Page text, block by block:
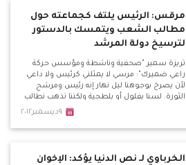
مرقس: الرئيس يلتف كجماعته حول
مطالب الشعب ويتمسك بالدستور
لترسيخ دولة المرشد
تريزة سمير "صحفية وناشطة ومؤسس حركة
راعي ضميرك": مرسي لا يمثلني كرئيس ولا داعي
لأن يصرخ بوجوهنا ليل نهار إنه رئيس ومرشح
الثورة. لسنا بفلول أو بلطجية ولكننا نذهب نطالب
بحقوقنا حاملين أرواحنا على كفوفنا لأجل مصر.
بالميدان حتى تحقيق مطالبنا أو الموت فداءًا
٩ديسمبر٢٠١٢
الخرباوي لـ نص الدنيا يؤكد: الإخوان